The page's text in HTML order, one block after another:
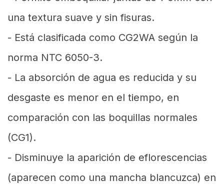
una textura suave y sin fisuras.
- Está clasificada como CG2WA según la
norma NTC 6050-3.
- La absorción de agua es reducida y su
desgaste es menor en el tiempo, en
comparación con las boquillas normales
(CG1).
- Disminuye la aparición de eflorescencias
(aparecen como una mancha blancuzca) en